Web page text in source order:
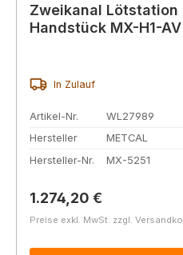
Zweikanal Lötstation
Handstück MX-H1-
In Zulauf
Artikel-Nr.
WL27989
Hersteller
METCAL
Hersteller-Nr.
MX-5251
Regulärer Preis:
1.274,20 €
Preise exkl. MwSt. zzgl.